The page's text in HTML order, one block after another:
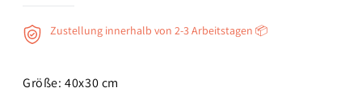
Zustellung innerhalb von 2-3 Arbeitstagen 📦
Größe:40x30 cm